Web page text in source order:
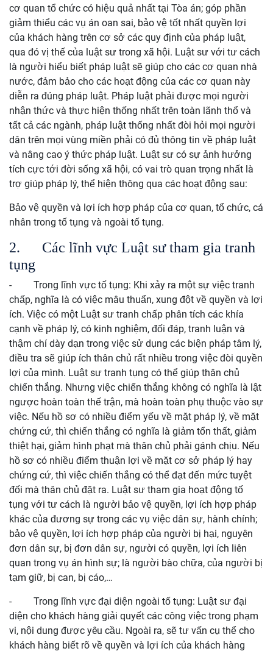
cơ quan tổ chức có hiệu quả nhất tại Tòa án; góp phần
giảm thiểu các vụ án oan sai, bảo vệ tốt nhất quyền lợi
của khách hàng trên cơ sở các quy định của pháp luật,
qua đó vị thế của luật sư trong xã hội. Luật sư với tư cách
là người hiểu biết pháp luật sẽ giúp cho các cơ quan nhà
nước, đảm bảo cho các hoạt động của các cơ quan này
diễn ra đúng pháp luật. Pháp luật phải được mọi người
nhận thức và thực hiện thống nhất trên toàn lãnh thổ và
tất cả các ngành, pháp luật thống nhất đòi hỏi mọi người
dân trên mọi vùng miền phải có đủ thông tin về pháp luật
và nâng cao ý thức pháp luật. Luật sư có sự ảnh hưởng
tích cực tới đời sống xã hội, có vai trò quan trọng nhất là
trợ giúp pháp lý, thể hiện thông qua các hoạt động sau:
Bảo vệ quyền và lợi ích hợp pháp của cơ quan, tổ chức, cá
nhân trong tố tụng và ngoài tố tụng.
2. Các lĩnh vực Luật sư tham gia tranh
tụng
- Trong lĩnh vực tố tụng: Khi xảy ra một sự việc tranh
chấp, nghĩa là có việc mâu thuẩn, xung đột về quyền và lợi
ích. Việc có một Luật sư tranh chấp phân tích các khía
cạnh về pháp lý, có kinh nghiệm, đối đáp, tranh luận và
thậm chí dày dạn trong việc sử dụng các biện pháp tâm lý,
điều tra sẽ giúp ích thân chủ rất nhiều trong việc đòi quyền
lợi của mình. Luật sư tranh tụng có thể giúp thân chủ
chiến thắng. Nhưng việc chiến thắng không có nghĩa là lật
ngược hoàn toàn thế trận, mà hoàn toàn phụ thuộc vào sự
việc. Nếu hồ sơ có nhiều điểm yếu về mặt pháp lý, về mặt
chứng cứ, thì chiến thắng có nghĩa là giảm tổn thất, giảm
thiệt hại, giảm hình phạt mà thân chủ phải gánh chịu. Nếu
hồ sơ có nhiều điểm thuận lợi về mặt cơ sở pháp lý hay
chứng cứ, thì việc chiến thắng có thể đạt đến mức tuyệt
đối mà thân chủ đặt ra. Luật sư tham gia hoạt động tố
tụng với tư cách là người bảo vệ quyền, lợi ích hợp pháp
khác của đương sự trong các vụ việc dân sự, hành chính;
bảo vệ quyền, lợi ích hợp pháp của người bị hại, nguyên
đơn dân sự, bị đơn dân sự, người có quyền, lợi ích liên
quan trong vụ án hình sự; là người bào chữa, của người bị
tạm giữ, bị can, bị cáo,…
- Trong lĩnh vực đại diện ngoài tố tụng: Luật sư đại
diện cho khách hàng giải quyết các công việc trong phạm
vi, nội dung được yêu cầu. Ngoài ra, sẽ tư vấn cụ thể cho
khách hàng biết rõ về quyền và lợi ích của khách hàng